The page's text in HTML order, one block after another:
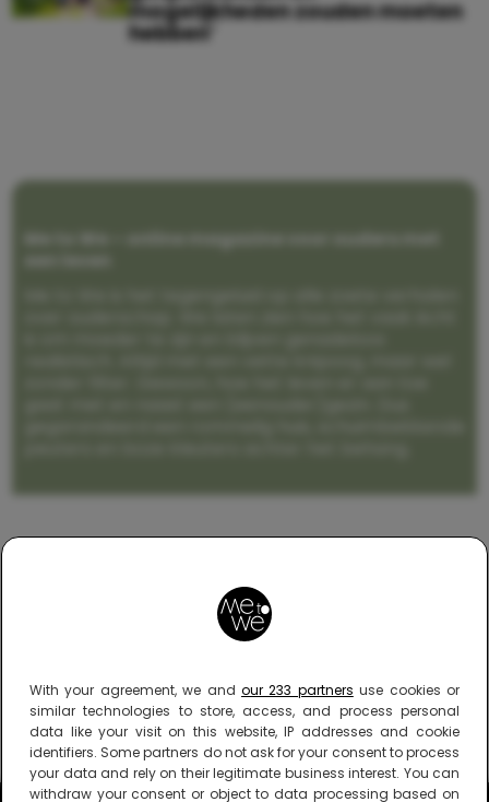
With your agreement, we and our 233 partners use cookies or
similar technologies to store, access, and process personal
data like your visit on this website, IP addresses and cookie
identifiers. Some partners do not ask for your consent to process
your data and rely on their legitimate business interest. You can
withdraw your consent or object to data processing based on
mogelijkheden zouden moeten
hebben’
Me to We – online magazine voor ouders met